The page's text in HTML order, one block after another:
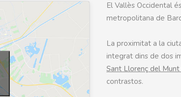
El Vallès Occidental
metropolitana de
La proximitat a la
integrat dins de dos
Sant Llorenç del Munt
contrastos.